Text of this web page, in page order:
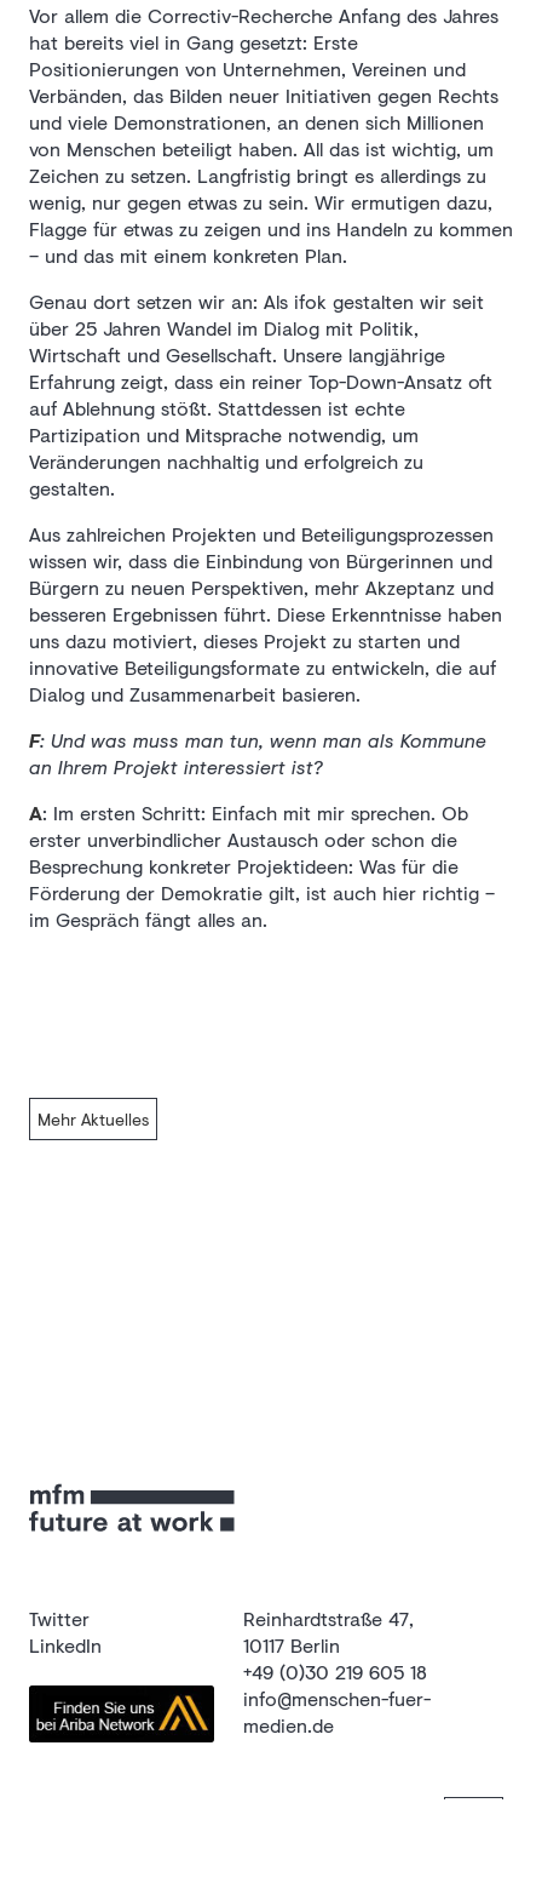
Vor allem die Correctiv-Recherche Anfang des Jahres
hat bereits viel in Gang gesetzt: Erste
Positionierungen von Unternehmen, Vereinen und
Verbänden, das Bilden neuer Initiativen gegen Rechts
und viele Demonstrationen, an denen sich Millionen
von Menschen beteiligt haben. All das ist wichtig, um
Zeichen zu setzen. Langfristig bringt es allerdings zu
wenig, nur gegen etwas zu sein. Wir ermutigen dazu,
Flagge für etwas zu zeigen und ins Handeln zu kommen
– und das mit einem konkreten Plan.
Genau dort setzen wir an: Als ifok gestalten wir seit
über 25 Jahren Wandel im Dialog mit Politik,
Wirtschaft und Gesellschaft. Unsere langjährige
Erfahrung zeigt, dass ein reiner Top-Down-Ansatz oft
auf Ablehnung stößt. Stattdessen ist echte
Partizipation und Mitsprache notwendig, um
Veränderungen nachhaltig und erfolgreich zu
gestalten.
Aus zahlreichen Projekten und Beteiligungsprozessen
wissen wir, dass die Einbindung von Bürgerinnen und
Bürgern zu neuen Perspektiven, mehr Akzeptanz und
besseren Ergebnissen führt. Diese Erkenntnisse haben
uns dazu motiviert, dieses Projekt zu starten und
innovative Beteiligungsformate zu entwickeln, die auf
Dialog und Zusammenarbeit basieren.
F: Und was muss man tun, wenn man als Kommune
an Ihrem Projekt interessiert ist?
A: Im ersten Schritt: Einfach mit mir sprechen. Ob
erster unverbindlicher Austausch oder schon die
Besprechung konkreter Projektideen: Was für die
Förderung der Demokratie gilt, ist auch hier richtig –
im Gespräch fängt alles an.
Mehr Aktuelles
Twitter
LinkedIn
Reinhardtstraße 47,
10117 Berlin
+49 (0)30 219 605 18
info@menschen-fuer-
medien.de